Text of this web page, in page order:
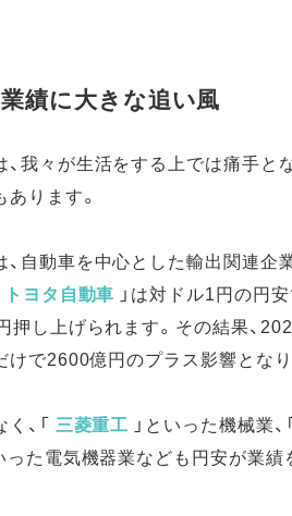
績に大きな追い風
、我々が生活をする上では痛手と
ります。
、自動車を中心とした輸出関連企
トヨタ自動車 」は対ドル1円の円
押し上げられます。その結果、
けで2600億円のプラス影響とな
、「 三菱重工 」といった機械業、
った電気機器業なども円安が業績